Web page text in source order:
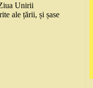
Unirii
ale țării, și șase